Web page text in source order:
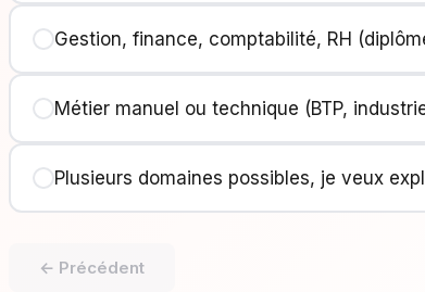
Gestion, finance, comptabilité, RH
Métier manuel ou technique (BTP,
Plusieurs domaines possibles, je veux
← Précédent